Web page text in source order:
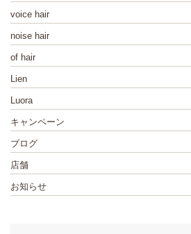
voice hair
noise hair
of hair
Lien
Luora
キャンペーン
ブログ
店舗
お知らせ